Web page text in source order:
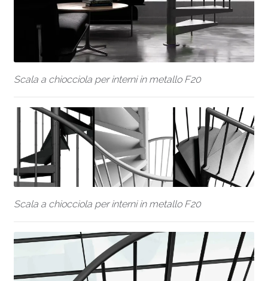
Scala a chiocciola per interni in metallo F20
Scala a chiocciola per interni in metallo F20